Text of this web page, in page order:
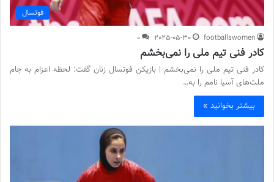
فوتسال
footballswomen
2025-05-30
0
کادر فنی تیم ملی را نمی‌بخشم
کادر فنی تیم ملی را نمی‌بخشم | بازیکن فوتسال زنان گفت: لحظه اعزام به جام
ملت‌های آسیا نامم را به…
بیشتر بخوانید »